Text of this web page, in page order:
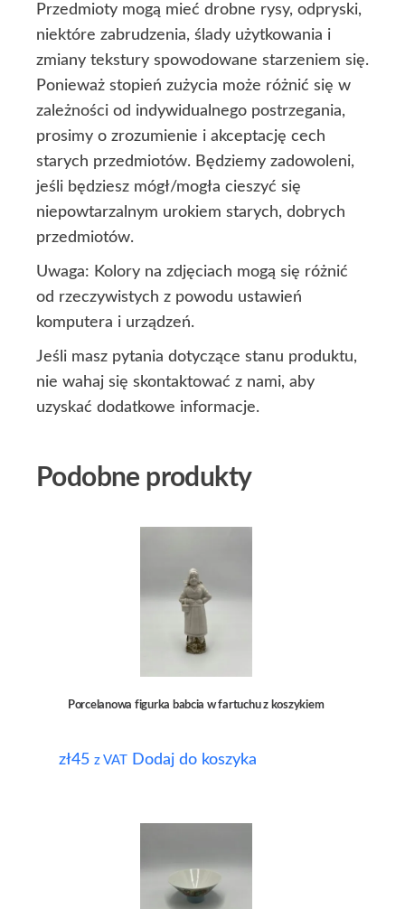
Przedmioty mogą mieć drobne rysy, odpryski,
niektóre zabrudzenia, ślady użytkowania i
zmiany tekstury spowodowane starzeniem się.
Ponieważ stopień zużycia może różnić się w
zależności od indywidualnego postrzegania,
prosimy o zrozumienie i akceptację cech
starych przedmiotów. Będziemy zadowoleni,
jeśli będziesz mógł/mogła cieszyć się
niepowtarzalnym urokiem starych, dobrych
przedmiotów.
Uwaga: Kolory na zdjęciach mogą się różnić
od rzeczywistych z powodu ustawień
komputera i urządzeń.
Jeśli masz pytania dotyczące stanu produktu,
nie wahaj się skontaktować z nami, aby
uzyskać dodatkowe informacje.
Podobne produkty
Porcelanowa figurka babcia w fartuchu z koszykiem
zł45 z VAT Dodaj do koszyka